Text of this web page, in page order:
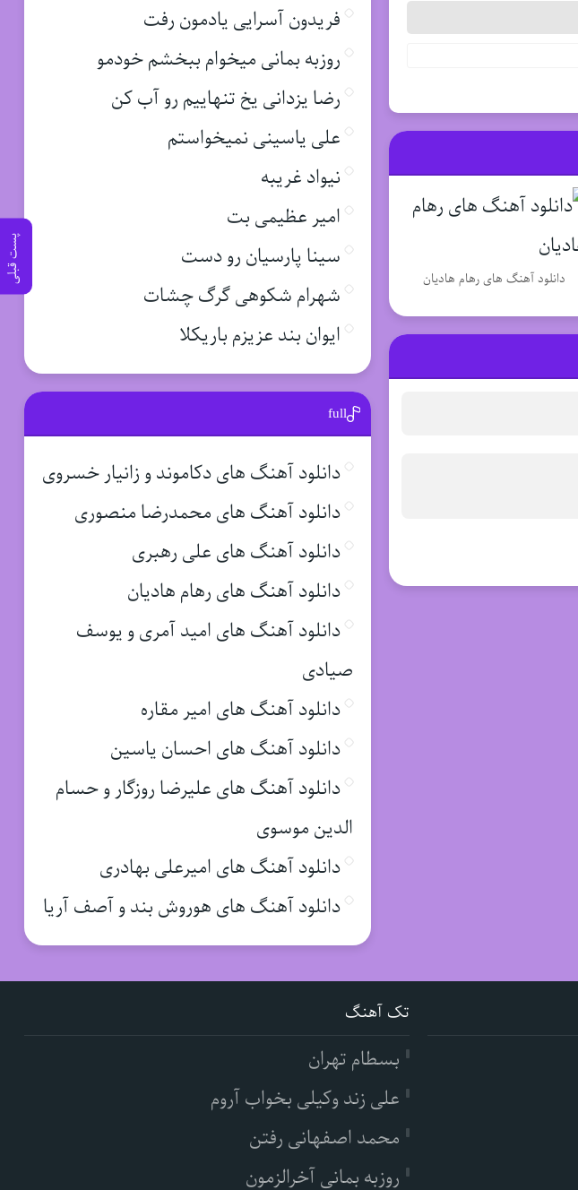
پست قبلی دانلود آهنگ های رهام هادیان
فریدون آسرایی یادمون رفت
روزبه بمانی میخوام ببخشم خودمو
رضا یزدانی یخ تنهاییم رو آب کن
علی یاسینی نمیخواستم
نیواد غریبه
امیر عظیمی بت
سینا پارسیان رو دست
شهرام شکوهی گرگ چشات
ایوان بند عزیزم باریکلا
full
دانلود آهنگ های دکاموند و زانیار خسروی
دانلود آهنگ های محمدرضا منصوری
دانلود آهنگ های علی رهبری
دانلود آهنگ های رهام هادیان
دانلود آهنگ های امید آمری و یوسف
صیادی
دانلود آهنگ های امیر مقاره
دانلود آهنگ های احسان یاسین
دانلود آهنگ های علیرضا روزگار و حسام
الدین موسوی
دانلود آهنگ های امیرعلی بهادری
دانلود آهنگ های هوروش بند و آصف آریا
تک آهنگ
بسطام تهران
علی زند وکیلی بخواب آروم
محمد اصفهانی رفتن
روزبه بمانی آخرالزمون